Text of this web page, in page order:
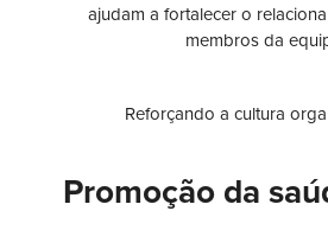
ajudam a fortalecer o
membros da
Reforçando a cultura
Promoção da